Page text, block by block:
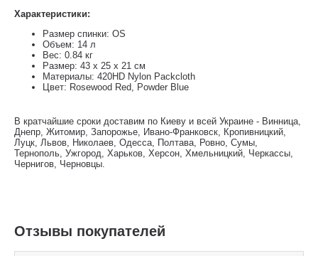
Характеристики:
Размер спинки: OS
Объем: 14 л
Вес: 0.84 кг
Размер: 43 x 25 x 21 см
Материалы: 420HD Nylon Packcloth
Цвет: Rosewood Red, Powder Blue
В кратчайшие сроки доставим по Киеву и всей Украине - Винница,
Днепр, Житомир, Запорожье, Ивано-Франковск, Кропивницкий,
Луцк, Львов, Николаев, Одесса, Полтава, Ровно, Сумы,
Тернополь, Ужгород, Харьков, Херсон, Хмельницкий, Черкассы,
Чернигов, Черновцы.
Отзывы покупателей